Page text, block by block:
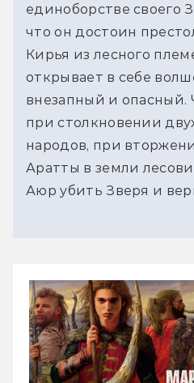
единоборстве своего
что он достоин
Кирья из лесного
открывает в себе
внезапный и опасный.
при столкновении
народов, при
Аратты в земли
Аюр убить Зверя и